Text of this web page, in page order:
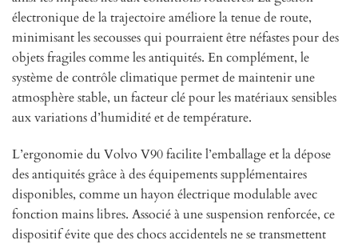
électronique de la trajectoire améliore la tenue de route,
minimisant les secousses qui pourraient être néfastes pour des
objets fragiles comme les antiquités. En complément, le
système de contrôle climatique permet de maintenir une
atmosphère stable, un facteur clé pour les matériaux sensibles
aux variations d’humidité et de température.
L’ergonomie du Volvo V90 facilite l’emballage et la dépose
des antiquités grâce à des équipements supplémentaires
disponibles, comme un hayon électrique modulable avec
fonction mains libres. Associé à une suspension renforcée, ce
dispositif évite que des chocs accidentels ne se transmettent